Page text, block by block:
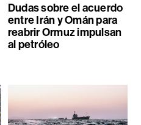
Dudas sobre el acuerdo
entre Irán y Omán para
reabrir Ormuz impulsan
al petróleo